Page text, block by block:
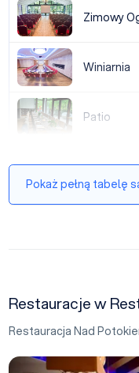
Zimowy Ogród
Zimowy
Winiarnia
Winiarnia
Patio
Patio
Pokaż pełną tabelę
Restauracje w
Restauracja Nad